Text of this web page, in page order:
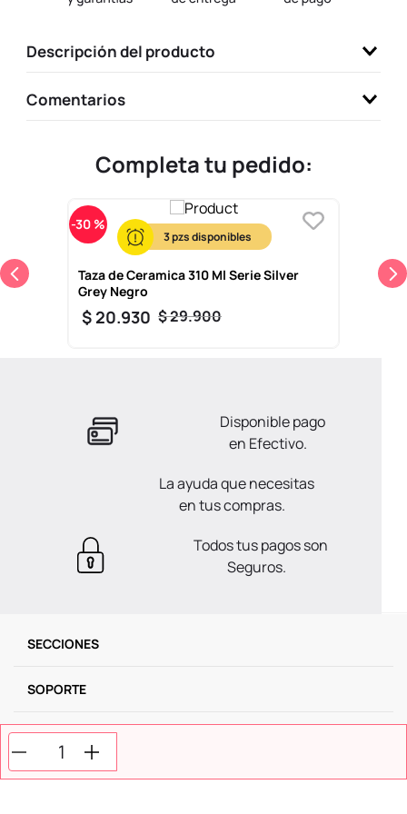
Descripción del producto
Comentarios
Completa tu pedido:
-30 %
3
Taza de Ceramica 310 Ml Serie Silver
Grey Negro
$29.900
$ 20.930
Disponible pago
en Efectivo.
La ayuda que necesitas
en tus compras.
Todos tus pagos son
Seguros.
SECCIONES
SOPORTE
SERVICIOS
NOSOTROS
10. one piece